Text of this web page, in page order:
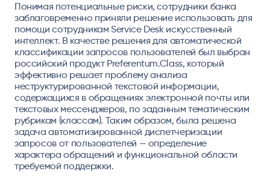
Понимая потенциальные риски, сотрудники банка
заблаговременно приняли решение использовать для
помощи сотрудникам Service Desk искусственный
интеллект. В качестве решения для автоматической
классификации запросов пользователей был выбран
российский продукт Preferentum.Class, который
эффективно решает проблему анализа
неструктурированной текстовой информации,
содержащихся в обращениях электронной почты или
текстовых мессенджеров, по заданным тематическим
рубрикам (классам). Таким образом, была решена
задача автоматизированной диспетчеризации
запросов от пользователей — определение
характера обращений и функциональной области
требуемой поддержки.